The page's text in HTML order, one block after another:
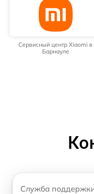
Сервисный центр Xiaomi в
Барнауле
Служба